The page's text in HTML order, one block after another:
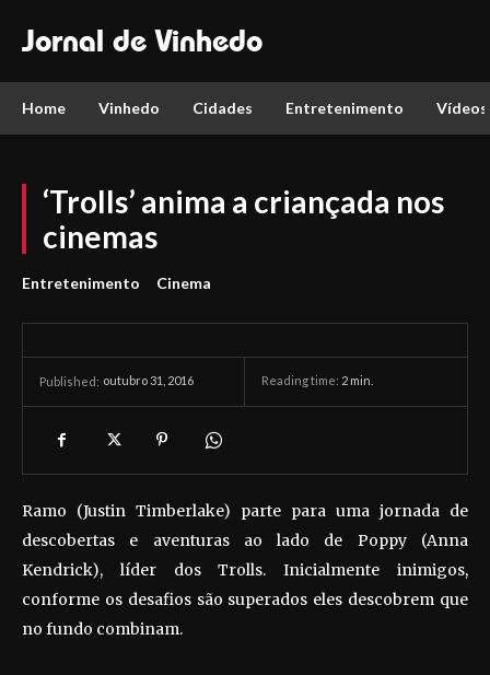
Jornal de Vinhedo
Home Vinhedo Cidades Entretenimento Vídeos
‘Trolls’ anima a criançada nos
cinemas
Entretenimento Cinema
Published: outubro 31, 2016 Reading time: 2 min.
Ramo (Justin Timberlake) parte para uma jornada de
descobertas e aventuras ao lado de Poppy (Anna
Kendrick), líder dos Trolls. Inicialmente inimigos,
conforme os desafios são superados eles descobrem que
no fundo combinam.